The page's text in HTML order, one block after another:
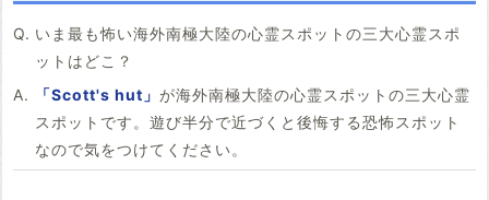
いま最も怖い海外南極大陸の心霊スポットの三大心霊スポ
ットはどこ？
「Scott's hut」 が海外南極大陸の心霊スポットの三大心霊
スポットです。遊び半分で近づくと後悔する恐怖スポット
なので気をつけてください。